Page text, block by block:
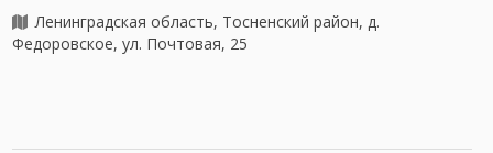
Ленинградская область, Тосненский район, д.
Федоровское, ул. Почтовая, 25